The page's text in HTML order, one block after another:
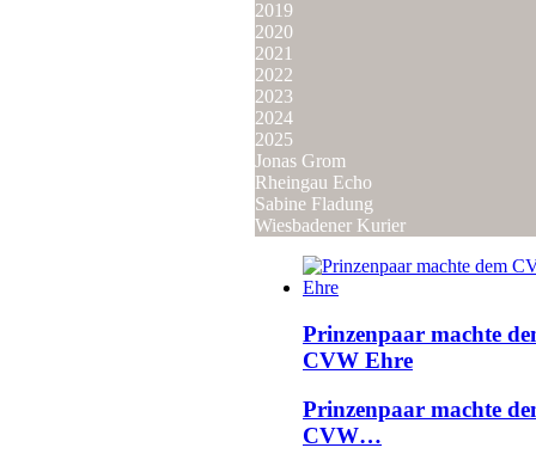
2019
2020
2021
2022
2023
2024
2025
Jonas Grom
Rheingau Echo
Sabine Fladung
Wiesbadener Kurier
Prinzenpaar machte
CVW Ehre
Prinzenpaar machte
CVW…